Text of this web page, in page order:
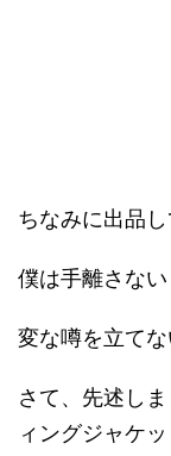
ちなみに出品し
僕は手離さな
変な噂を立て
さて、先述し
ィングジャケ